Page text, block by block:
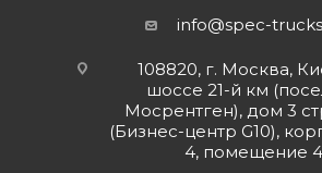
info@spec-
108820, г. Москва,
шоссе 21-й км
Мосрентген), дом 3
(Бизнес-центр G10),
4, помещение